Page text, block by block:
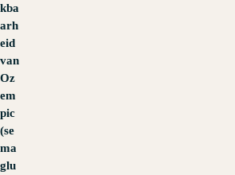
kba
arh
eid
van
Oz
em
pic
(se
ma
glu